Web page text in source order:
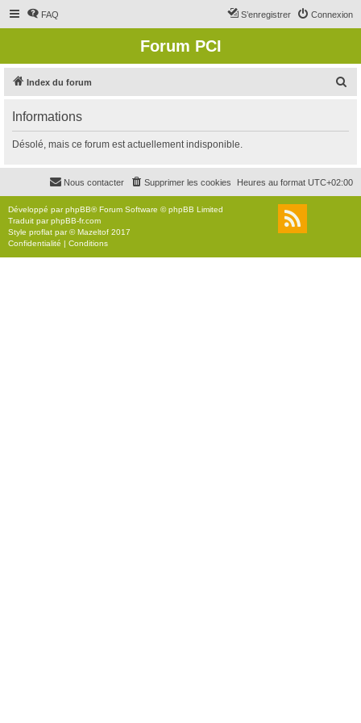
FAQ Connexion
S’enregistrer
Forum PCI
Index du forum
r
c
r
Informations
Désolé, mais ce forum est actuellement indisponible.
Heures au format UTC+02:00
Supprimer les cookies
Nous contacter
Développé parphpBB® Forum Software © phpBB Limited
Traduit parphpBB-fr.com
Style proflat par ©Mazeltof 2017
Confidentialité | Conditions